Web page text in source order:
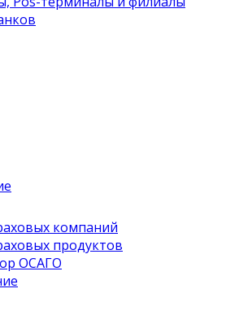
компаний
продуктов
ОСАГО